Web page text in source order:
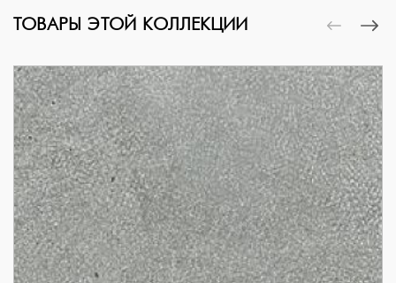
ТОВАРЫ ЭТОЙ КОЛЛЕКЦИИ